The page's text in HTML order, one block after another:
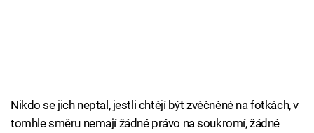
Nikdo se jich neptal, jestli chtějí být zvěčněné na fotkách, v
tomhle směru nemají žádné právo na soukromí, žádné